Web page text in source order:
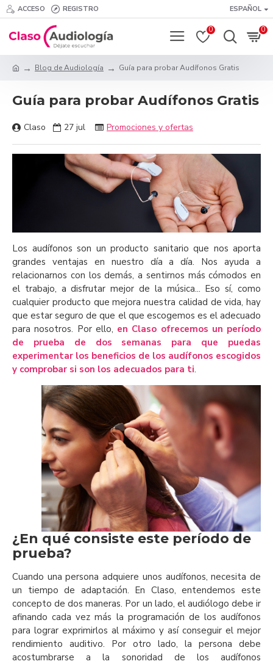
ACCESO REGISTRO ESPAÑOL
0 0
Blog de Audiología Guía para probar Audífonos Gratis
Guía para probar Audífonos Gratis
Claso 27 jul Promociones y ofertas
Los audífonos son un producto sanitario que nos aporta
grandes ventajas en nuestro día a día. Nos ayuda a
relacionarnos con los demás, a sentirnos más cómodos en
el trabajo, a disfrutar mejor de la música... Eso sí, como
cualquier producto que mejora nuestra calidad de vida, hay
que estar seguro de que el que escogemos es el adecuado
para nosotros. Por ello, en Claso ofrecemos un período
de prueba de dos semanas para que puedas
experimentar los beneficios de los audífonos escogidos
y comprobar si son los adecuados para ti.
¿En qué consiste este período de
prueba?
Cuando una persona adquiere unos audífonos, necesita de
un tiempo de adaptación. En Claso, entendemos este
concepto de dos maneras. Por un lado, el audiólogo debe ir
afinando cada vez más la programación de los audífonos
para lograr exprimirlos al máximo y así conseguir el mejor
rendimiento auditivo. Por otro lado, la persona debe
acostumbrarse a la sonoridad de los audífonos